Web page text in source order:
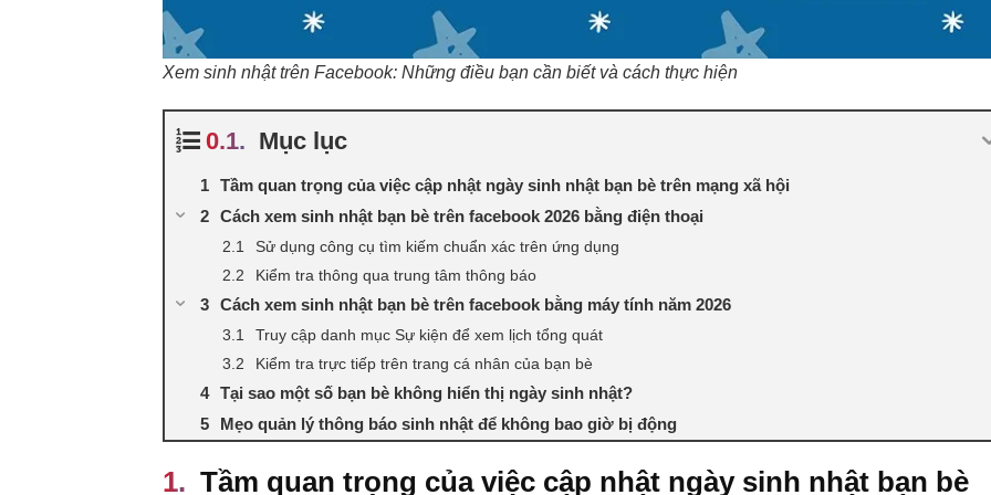
Xem sinh nhật trên Facebook: Những điều bạn cần biết và cách thực hiện
Mục lục
Tầm quan trọng của việc cập nhật ngày sinh nhật bạn bè trên mạng xã hội
Cách xem sinh nhật bạn bè trên facebook 2026 bằng điện thoại
Sử dụng công cụ tìm kiếm chuẩn xác trên ứng dụng
Kiểm tra thông qua trung tâm thông báo
Cách xem sinh nhật bạn bè trên facebook bằng máy tính năm 2026
Truy cập danh mục Sự kiện để xem lịch tổng quát
Kiểm tra trực tiếp trên trang cá nhân của bạn bè
Tại sao một số bạn bè không hiển thị ngày sinh nhật?
Mẹo quản lý thông báo sinh nhật để không bao giờ bị động
Tầm quan trọng của việc cập nhật ngày sinh nhật bạn bè